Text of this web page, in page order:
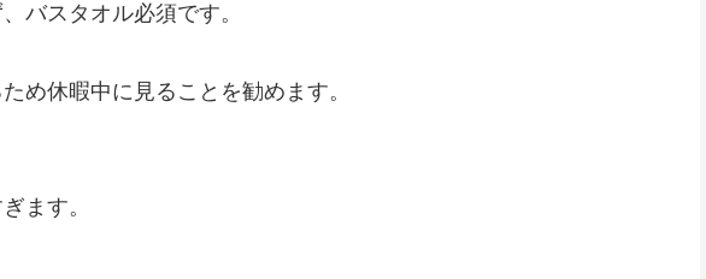
バスタオル必須です。
め休暇中に見ることを勧めます。
ます。